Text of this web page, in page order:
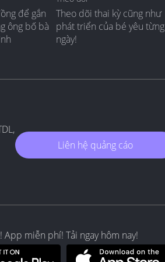
để gắn
ông bố bà
Theo dõi thai kỳ cũng như
phát triển của bé yêu từng
ngày!
Liên hệ quảng cáo
App miễn phí! Tải ngay hôm nay!